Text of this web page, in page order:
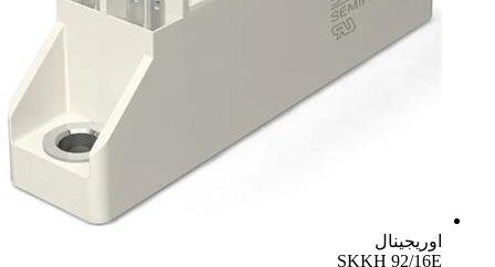
اوریجینال
SKKH 92/16E